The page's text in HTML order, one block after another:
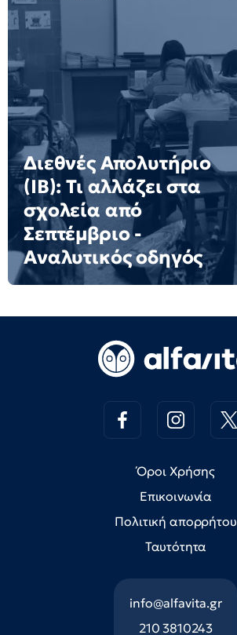
Διεθνές Απολυτήριο
(IB): Τι αλλάζει στα
σχολεία από
Σεπτέμβριο -
Αναλυτικός οδηγός
Όροι Χρήσης
Επικοινωνία
Πολιτική απορρήτου
Ταυτότητα
info@alfavita.gr
210 3810243